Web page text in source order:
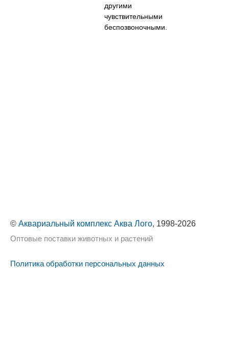
другими
чувствительными
беспозвоночными.
© Аквариальный комплекс Аква Лого, 1998-2026
Оптовые поставки животных и растений
Политика обработки персональных данных